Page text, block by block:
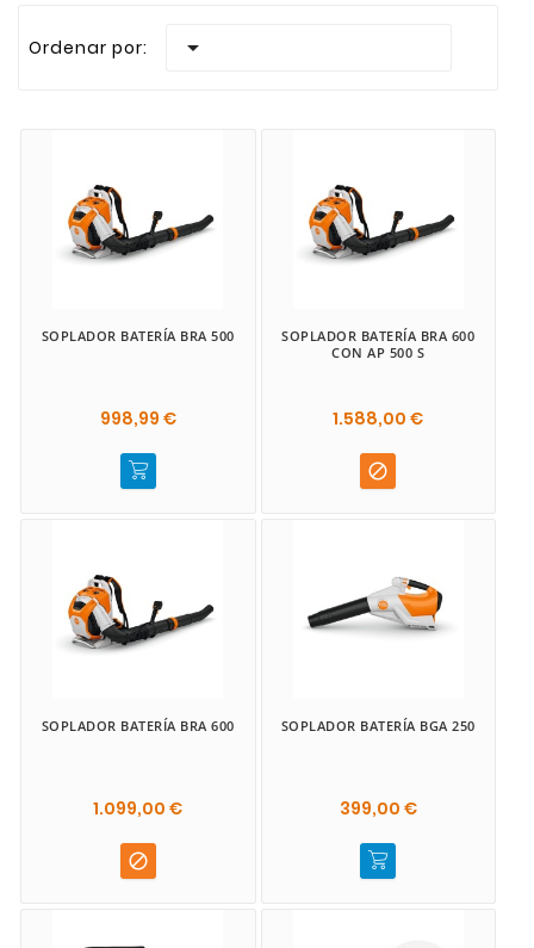
Ordenar por:

SOPLADOR BATERÍA BRA 500
998,99 €
SOPLADOR BATERÍA BRA 600
CON AP 500 S
1.588,00 €

SOPLADOR BATERÍA BRA 600
1.099,00 €

SOPLADOR BATERÍA BGA 250
399,00 €